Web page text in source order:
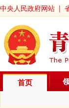
中央人民政府网站 |
首页